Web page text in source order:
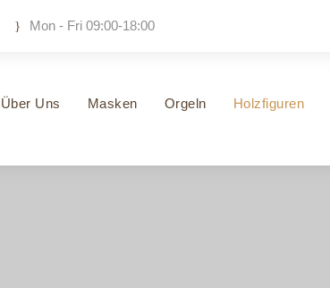
Mon - Fri 09:00-18:00
Über Uns Masken Orgeln Holzfiguren